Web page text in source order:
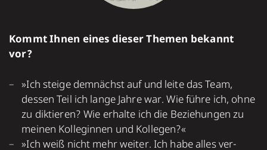
Kommt Ihnen eines dieser Themen bekannt
vor?
»Ich steige dem­nächst auf und leite das Team,
dessen Teil ich lange Jahre war. Wie führe ich, ohne
zu dik­tie­ren? Wie erhalte ich die Bezieh­un­gen zu
meinen Kolle­ginnen und Kollegen?«
»Ich weiß nicht mehr weiter. Ich habe alles ver­